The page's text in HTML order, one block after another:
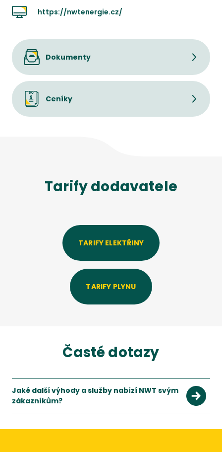
https://nwtenergie.cz/
Dokumenty
Ceníky
Tarify dodavatele
TARIFY ELEKTŘINY
TARIFY PLYNU
Časté dotazy
Jaké další výhody a služby nabízí NWT svým
zákazníkům?
Společnost NWT svým zákazníkům v rámci úspory dokáže